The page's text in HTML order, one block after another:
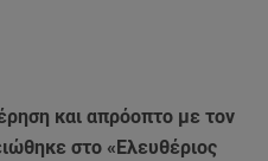
και απρόοπτο με τον
στο «Ελευθέριος